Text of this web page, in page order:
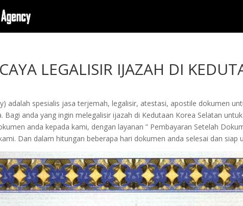
LEGALISIR IJAZAH DI
adalah spesialis jasa terjemah, legalisir, atestasi, apostile dokumen
Bagi anda yang ingin melegalisir ijazah di Kedutaan Korea Selatan
anda kepada kami, dengan layanan ” Pembayaran Setelah
Dan dalam hitungan beberapa hari dokumen anda selesai dan siap